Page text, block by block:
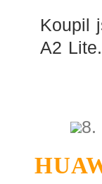
Koupil
A2 Lite.
8.